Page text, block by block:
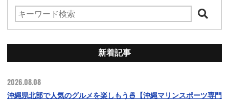
新着記事
2026.08.08
沖縄県北部で人気のグルメを楽しもう🍜【沖縄マリンスポーツ専門